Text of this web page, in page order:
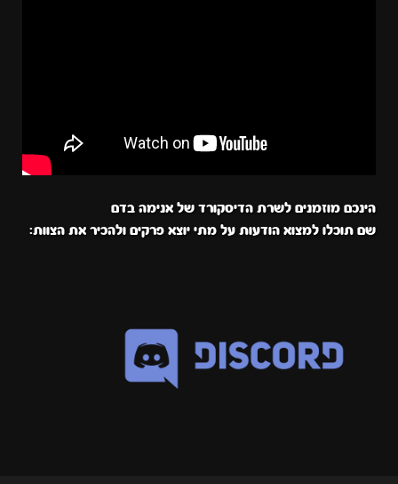
הינכם מוזמנים לשרת הדיסקורד של אנימה בדם
שם תוכלו למצוא הודעות על מתי יוצא פרקים ולהכיר את הצוות: